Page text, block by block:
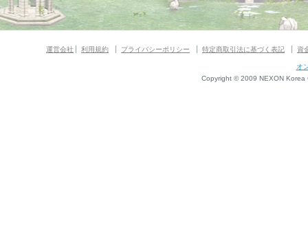
運営会社 利用規約 プライバシーポリシー 特定商取引法に基づく表記 資
オ
Copyright © 2009 NEXON Korea